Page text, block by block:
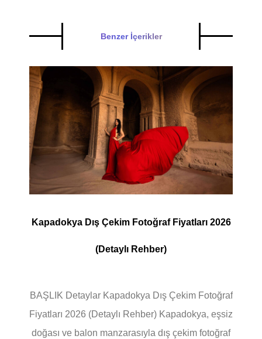
Benzer İçerikler
Kapadokya Dış Çekim Fotoğraf Fiyatları 2026
(Detaylı Rehber)
BAŞLIK Detaylar Kapadokya Dış Çekim Fotoğraf
Fiyatları 2026 (Detaylı Rehber) Kapadokya, eşsiz
doğası ve balon manzarasıyla dış çekim fotoğraf